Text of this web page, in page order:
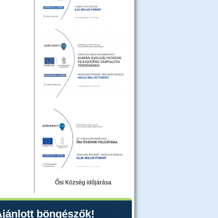
Ősi Község időjárása
böngészők!